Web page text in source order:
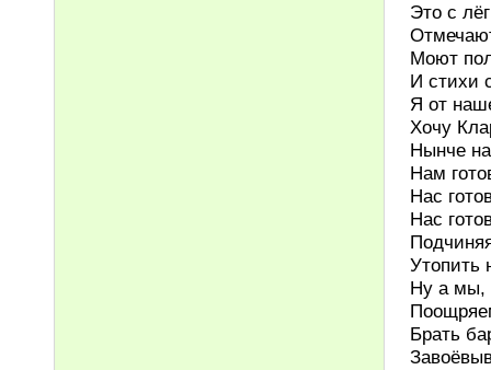
Это с
Моют
И стихи
Я от
Хочу
Нынче
Нам
Нас
Нас
Утопить
Ну а мы,
Брать